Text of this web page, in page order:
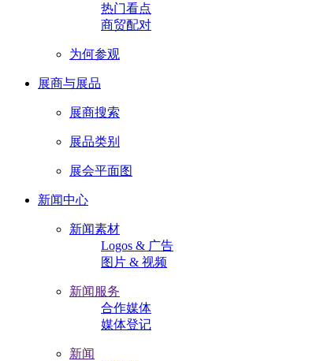
热门看点
商贸配对
为何参观
展商与展品
展商搜索
展品类别
展会平面图
新闻中心
新闻素材
Logos & 广告
图片 & 视频
新闻服务
合作媒体
媒体登记
新闻